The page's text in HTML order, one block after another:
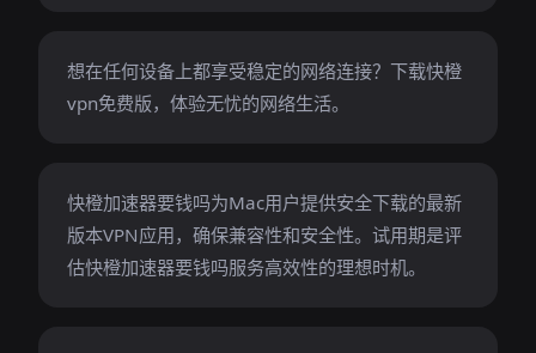
想在任何设备上都享受稳定的网络连接？下载快橙
vpn免费版，体验无忧的网络生活。
快橙加速器要钱吗为Mac用户提供安全下载的最新
版本VPN应用，确保兼容性和安全性。试用期是评
估快橙加速器要钱吗服务高效性的理想时机。